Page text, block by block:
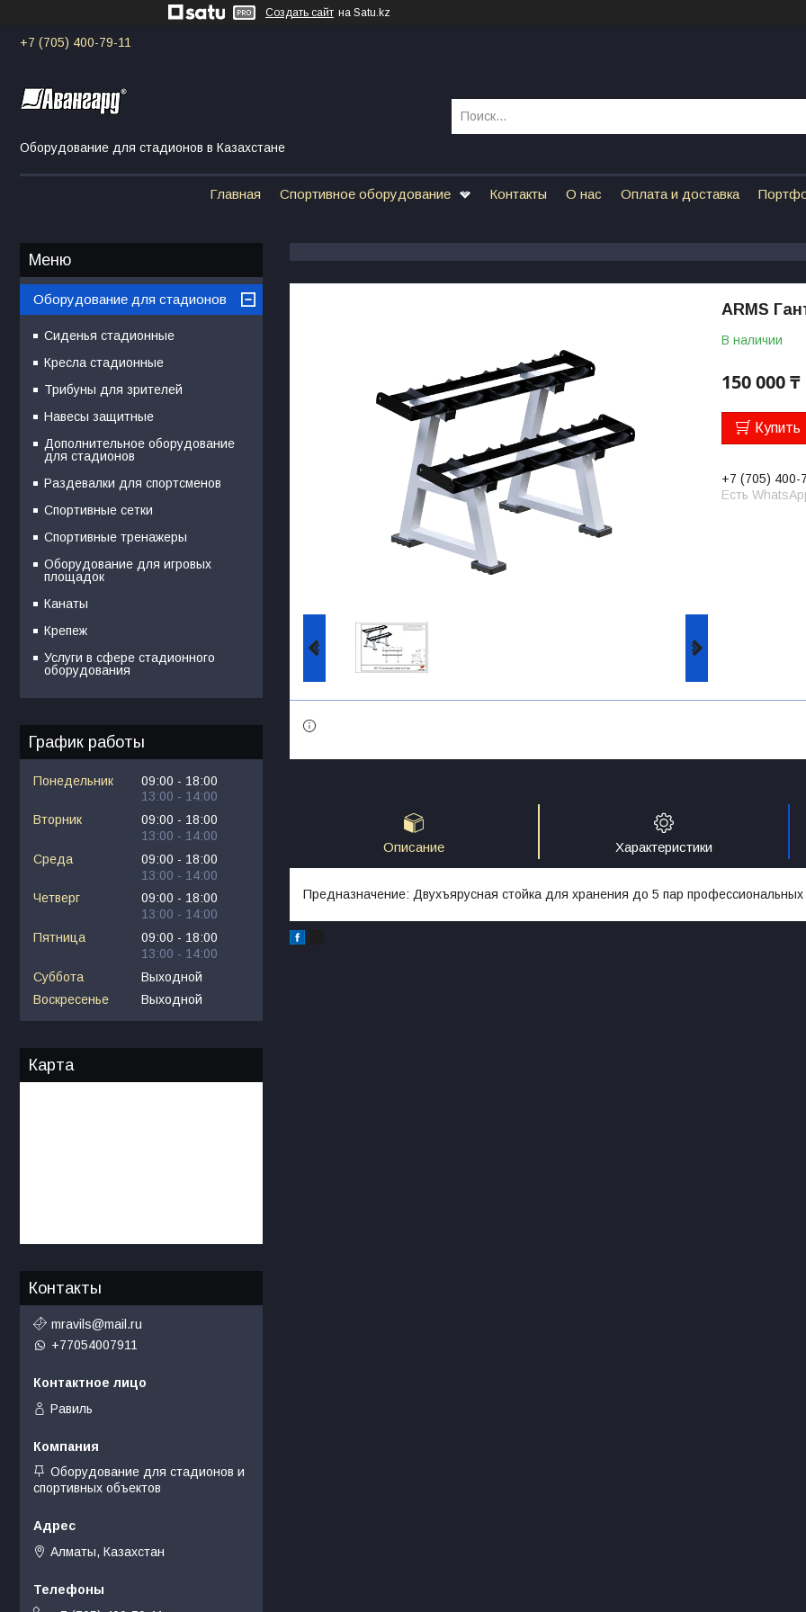
Создать сайт на Satu.kz
+7 (705) 400-79-11
Оборудование для стадионов в Казахстане
Главная Спортивное оборудование Контакты О нас Оплата и доставка
ARMS
В наличии
150 000 ₸
Купить
+7 (705) 400-
Есть
Описание Характеристики
Предназначение: Двухъярусная стойка для хранения до 5 пар профессиональных
Оборудование для стадионов
Сиденья стадионные
Кресла стадионные
Трибуны для зрителей
Навесы защитные
Дополнительное оборудование
для стадионов
Раздевалки для спортсменов
Спортивные сетки
Спортивные тренажеры
Оборудование для игровых
площадок
Канаты
Крепеж
Услуги в сфере стадионного
оборудования
График работы
Понедельник 09:00
18:00
13:00
14:00
Вторник
09:00
18:00
13:00
14:00
Среда
09:00
18:00
13:00
14:00
Четверг
09:00
18:00
13:00
14:00
Пятница
09:00
18:00
13:00
14:00
Суббота
Выходной
Воскресенье
Выходной
Карта
Контакты
mravils@mail.ru
+77054007911
Равиль
Оборудование для стадионов и
спортивных объектов
Алматы, Казахстан